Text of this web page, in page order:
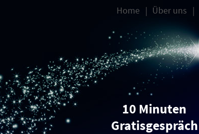
Home Über uns
10 Minuten
Gratisgespräch